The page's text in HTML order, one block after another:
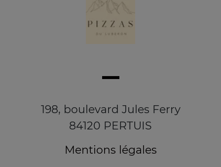
198, boulevard Jules Ferry
84120 PERTUIS
Mentions légales